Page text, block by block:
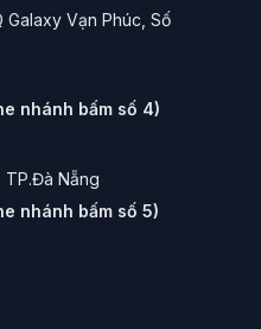
Galaxy Vạn Phúc, Số
nhánh bấm số 4)
TP.Đà Nẵng
nhánh bấm số 5)